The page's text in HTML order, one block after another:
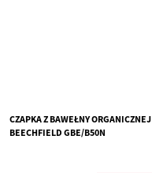
CZAPKA Z BAWEŁNY ORGANICZNEJ
BEECHFIELD GBE/B50N